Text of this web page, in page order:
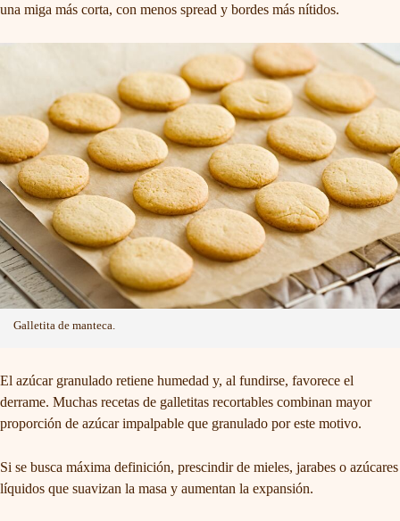
una miga más corta, con menos spread y bordes más nítidos.
Galletita de manteca.
El azúcar granulado retiene humedad y, al fundirse, favorece el
derrame. Muchas recetas de galletitas recortables combinan mayor
proporción de azúcar impalpable que granulado por este motivo.
Si se busca máxima definición, prescindir de mieles, jarabes o azúcares
líquidos que suavizan la masa y aumentan la expansión.